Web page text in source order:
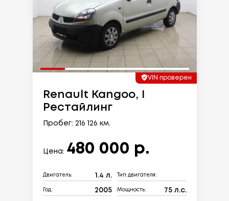
VIN проверен
Renault Kangoo, I
Рестайлинг
Пробег: 216 126 км.
Цена: 480 000 р.
Двигатель: 1.4 л. Тип двигателя:
Год: 2005 Мощность: 75 л.с.